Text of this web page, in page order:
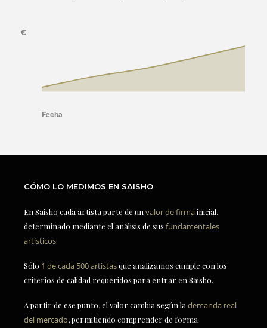
CÓMO LO MEDIMOS EN SAISHO
En Saisho cada artista parte de un valor de firmainicial,
determinado mediante el análisis de sus fundamentales
artísticos.
Sólo 1 de cada 500 artistasque analizamos cumple con los
criterios de calidad requeridos para entrar en Saisho.
A partir de ese punto, el valor cambia según la demanda real
del mercado, permitiendo comprender de forma